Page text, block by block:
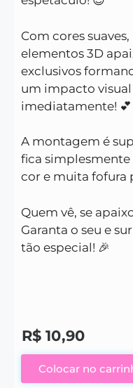
Com cores
elementos 3D
exclusivos
um impacto
imediatamente! 💕
A montagem é
fica
cor e muita fofura
Quem vê, se
Garanta o seu e
tão especial! 🎉
R$ 10,90
Colocar no